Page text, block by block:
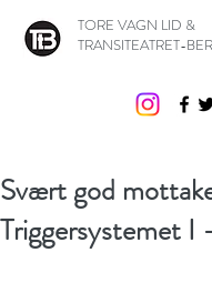
TORE VAGN LID &
TRANSITEATRET-
Svært god
Triggersystemet I